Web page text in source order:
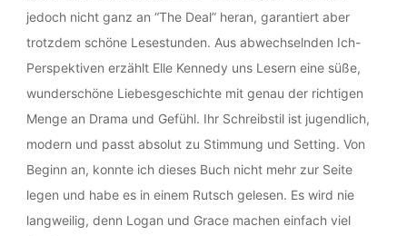
jedoch nicht ganz an “The Deal” heran, garantiert aber
trotzdem schöne Lesestunden. Aus abwechselnden Ich-
Perspektiven erzählt Elle Kennedy uns Lesern eine süße,
wunderschöne Liebesgeschichte mit genau der richtigen
Menge an Drama und Gefühl. Ihr Schreibstil ist jugendlich,
modern und passt absolut zu Stimmung und Setting. Von
Beginn an, konnte ich dieses Buch nicht mehr zur Seite
legen und habe es in einem Rutsch gelesen. Es wird nie
langweilig, denn Logan und Grace machen einfach viel